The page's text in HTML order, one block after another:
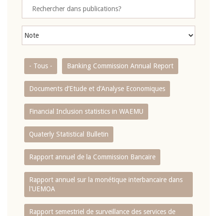
- Tous - Banking Commission Annual Report
Documents d’Etude et d’Analyse Economiques
Financial Inclusion statistics in WAEMU
Quaterly Statistical Bulletin
Rapport annuel de la Commission Bancaire
Rapport annuel sur la monétique interbancaire dans
l'UEMOA
Rapport semestriel de surveillance des services de